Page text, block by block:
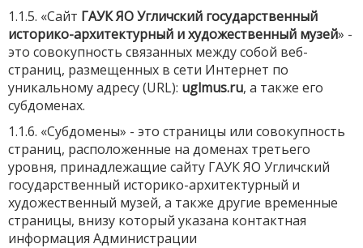
1.1.5. «Сайт ГАУК ЯО Угличский государственный
историко-архитектурный и художественный музей» -
это совокупность связанных между собой веб-
страниц, размещенных в сети Интернет по
уникальному адресу (URL): uglmus.ru, а также его
субдоменах.
1.1.6. «Субдомены» - это страницы или совокупность
страниц, расположенные на доменах третьего
уровня, принадлежащие сайту ГАУК ЯО Угличский
государственный историко-архитектурный и
художественный музей, а также другие временные
страницы, внизу который указана контактная
информация Администрации